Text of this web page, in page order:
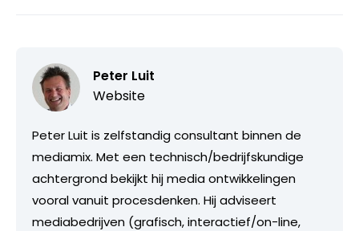
Peter Luit
Website
Peter Luit is zelfstandig consultant binnen de
mediamix. Met een technisch/bedrijfskundige
achtergrond bekijkt hij media ontwikkelingen
vooral vanuit procesdenken. Hij adviseert
mediabedrijven (grafisch, interactief/on-line,